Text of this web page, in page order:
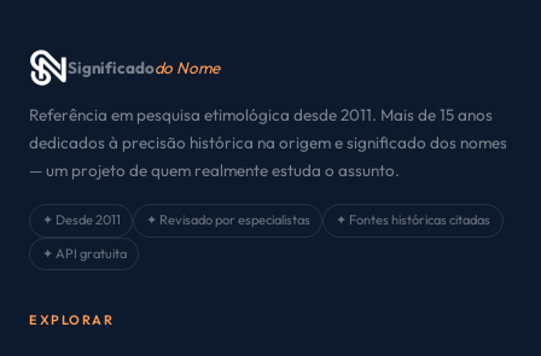
Significadodo Nome
Referência em pesquisa etimológica desde 2011. Mais de 15 anos
dedicados à precisão histórica na origem e significado dos nomes
— um projeto de quem realmente estuda o assunto.
✦ Desde 2011 ✦ Revisado por especialistas
✦ Fontes históricas citadas
✦ API gratuita
EXPLORAR